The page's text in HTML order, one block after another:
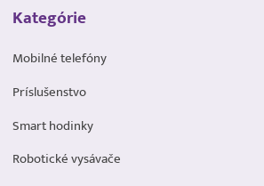
Kategórie
Mobilné telefóny
Príslušenstvo
Smart hodinky
Robotické vysávače